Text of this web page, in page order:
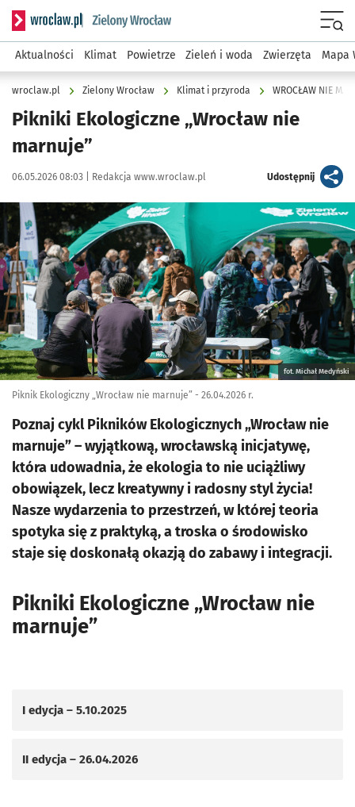
Serwis informacyjny wroclaw.pl podserwis: Środowisko we
Aktualności Klimat Powietrze Zieleń i woda Zwierzęta Mapa
wroclaw.pl Zielony Wrocław Klimat i przyroda WROCŁAW NIE
Pikniki Ekologiczne „Wrocław nie
marnuje”
Data publikacji:
06.05.2026 08:03 | Autor:
Redakcja www.wroclaw.pl Udostępnijartykuł
Kliknij, aby powiększyć
fot. Michał Medyński
Piknik Ekologiczny „Wrocław nie marnuje” - 26.04.2026 r.
Poznaj cykl Pikników Ekologicznych „Wrocław nie
marnuje” – wyjątkową, wrocławską inicjatywę,
która udowadnia, że ekologia to nie uciążliwy
obowiązek, lecz kreatywny i radosny styl życia!
Nasze wydarzenia to przestrzeń, w której teoria
spotyka się z praktyką, a troska o środowisko
staje się doskonałą okazją do zabawy i integracji.
Pikniki Ekologiczne „Wrocław nie
marnuje”
I edycja – 5.10.2025
II edycja – 26.04.2026